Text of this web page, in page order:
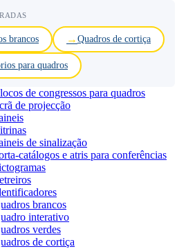
brancos Quadros de cortiça
para quadros
de congressos para quadros
de projecção
de sinalização
catálogos e atris para conferências
brancos
interativo
verdes
de cortiça